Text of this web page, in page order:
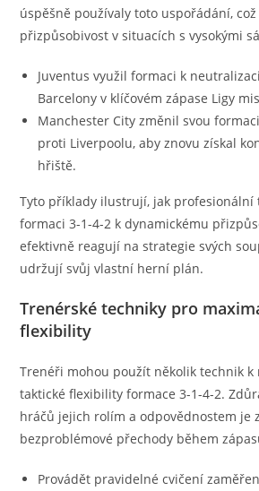
úspěšně používaly toto uspořádání,
přizpůsobivost v situacích s vysokými
Juventus využil formaci k
Barcelony v klíčovém zápase Ligy
Manchester City změnil svou
proti Liverpoolu, aby znovu získal
hřiště.
Tyto příklady ilustrují, jak profesionální
formaci 3-1-4-2 k dynamickému
efektivně reagují na strategie svých
udržují svůj vlastní herní plán.
Trenérské techniky pro
flexibility
Trenéři mohou použít několik technik k
taktické flexibility formace 3-1-4-2.
hráčů jejich rolím a odpovědnostem je
bezproblémové přechody během
Provádět pravidelné cvičení